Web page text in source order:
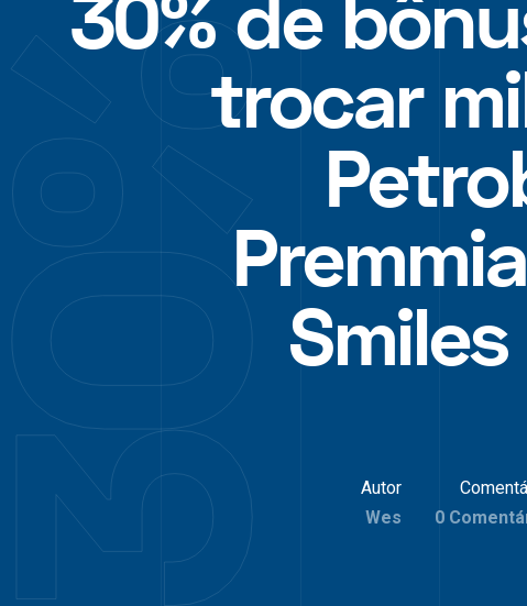
30% de
trocar
Smiles
Autor
Wes
0